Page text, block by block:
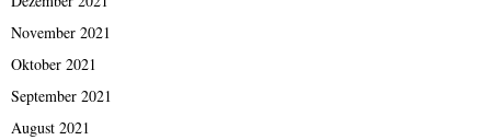
November 2021
Oktober 2021
September 2021
August 2021